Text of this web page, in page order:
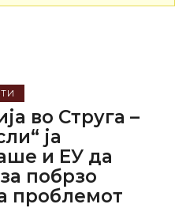
во Струга –
ја
и ЕУ да
побрзо
проблемот